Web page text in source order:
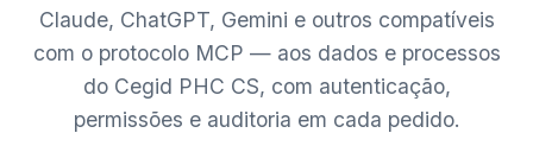
Claude, ChatGPT, Gemini e outros compatíveis
com o protocolo MCP — aos dados e processos
do Cegid PHC CS, com autenticação,
permissões e auditoria em cada pedido.